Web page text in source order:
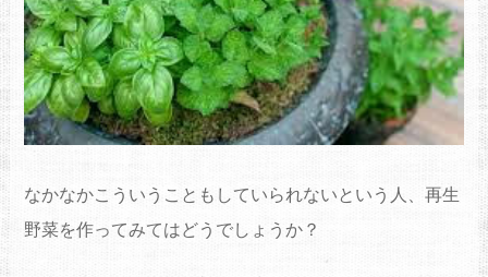
なかなかこういうこともしていられないという人、再生
野菜を作ってみてはどうでしょうか？